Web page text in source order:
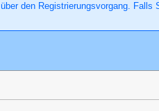
über den Registrierungsvorgang.